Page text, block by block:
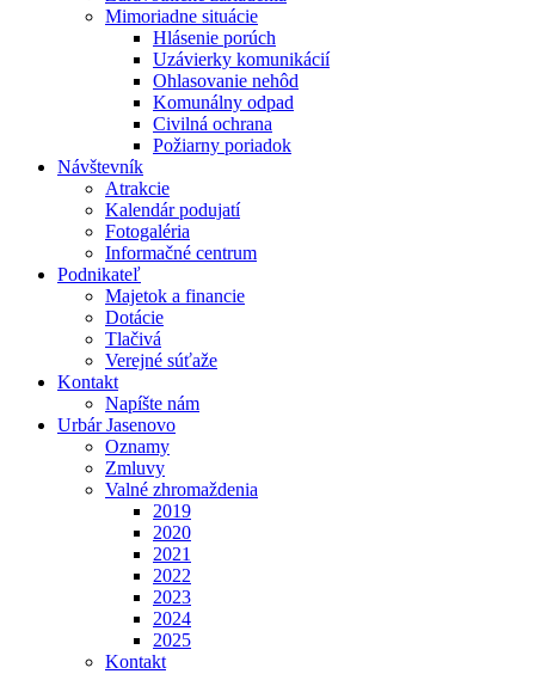
Mimoriadne situácie
Hlásenie porúch
Uzávierky komunikácií
Ohlasovanie nehôd
Komunálny odpad
Civilná ochrana
Požiarny poriadok
Návštevník
Atrakcie
Kalendár podujatí
Fotogaléria
Informačné centrum
Podnikateľ
Majetok a financie
Dotácie
Tlačivá
Verejné súťaže
Kontakt
Napíšte nám
Urbár Jasenovo
Oznamy
Zmluvy
Valné zhromaždenia
2019
2020
2021
2022
2023
2024
2025
Kontakt